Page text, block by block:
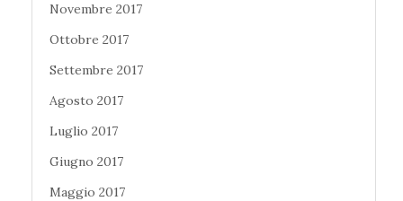
Novembre 2017
Ottobre 2017
Settembre 2017
Agosto 2017
Luglio 2017
Giugno 2017
Maggio 2017